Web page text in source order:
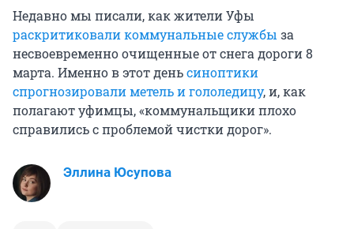
Недавно мы писали, как жители Уфы
раскритиковали коммунальные службы за
несвоевременно очищенные от снега дороги 8
марта. Именно в этот деньсиноптики
спрогнозировали метель и гололедицу, и, как
полагают уфимцы, «коммунальщики плохо
справились с проблемой чистки дорог».
Эллина Юсупова